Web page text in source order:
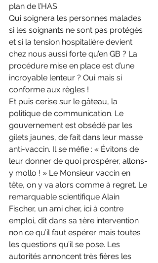
plan de l’HAS.
Qui soignera les personnes malades
si les soignants ne sont pas protégés
et si la tension hospitalière devient
chez nous aussi forte qu’en GB ? La
procédure mise en place est d’une
incroyable lenteur ? Oui mais si
conforme aux règles !
Et puis cerise sur le gâteau, la
politique de communication. Le
gouvernement est obsédé par les
gilets jaunes, de fait dans leur masse
anti-vaccin. Il se méfie : « Évitons de
leur donner de quoi prospérer, allons-
y mollo ! » Le Monsieur vaccin en
tête, on y va alors comme à regret. Le
remarquable scientifique Alain
Fischer, un ami cher, ici à contre
emploi, dit dans sa 1ère intervention
non ce qu’il faut espérer mais toutes
les questions qu’il se pose. Les
autorités annoncent très fières les